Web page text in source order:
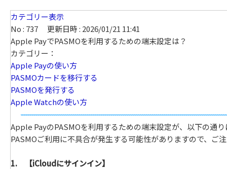
カテゴリー表示
No : 737
更新日時 : 2026/01/21 11:41
Apple PayでPASMOを利用するための端末設定は？
カテゴリー：
Apple Payの使い方
PASMOカードを移行する
PASMOを発行する
Apple Watchの使い方
Apple PayのPASMOを利用するための端末設定が、以下の通
PASMOご利用に不具合が発生する可能性がありますので、ご
1. 【iCloudにサインイン】